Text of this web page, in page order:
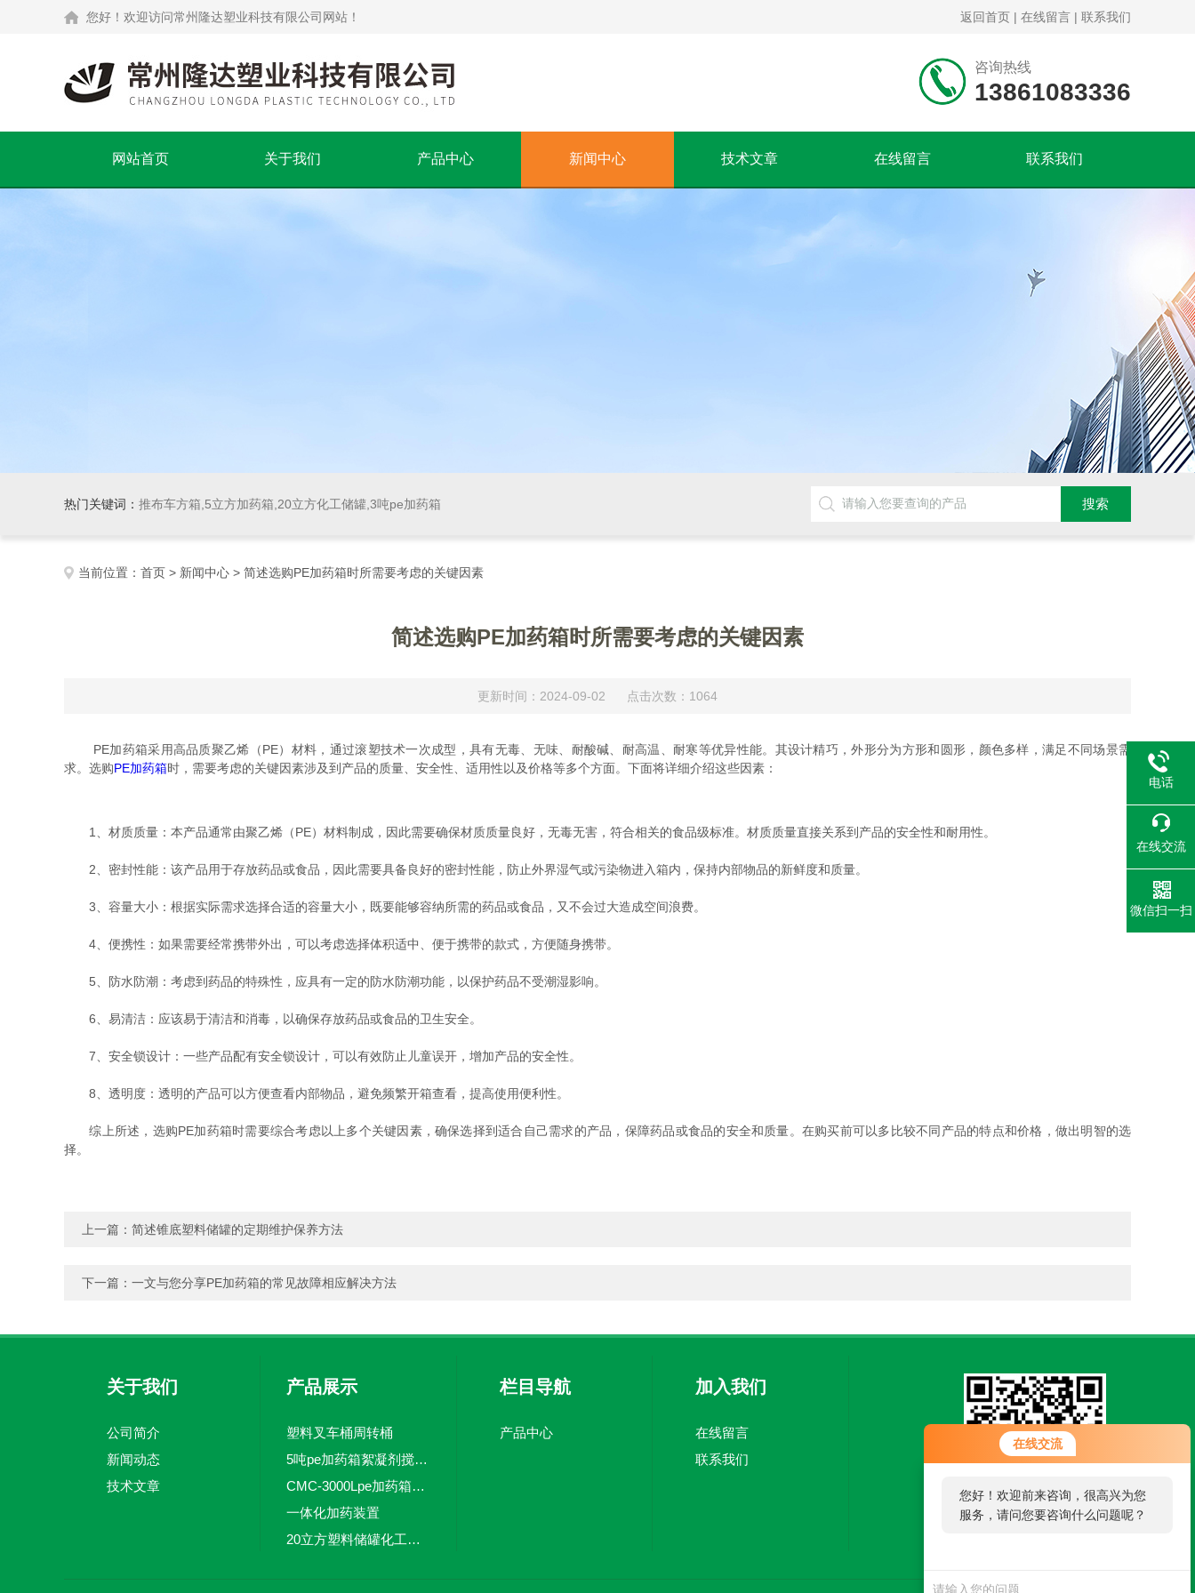
在线交流
您好！欢迎前来咨询，很高兴为您
服务，请问您要咨询什么问题呢？
了需求产品，您可以直接在线与我
您好！欢迎访问常州隆达塑业科技有限公司网站！ 返回首页 | 在线留言 | 联系我们
咨询热线
13861083336
网站首页 关于我们 产品中心 新闻中心 技术文章 在线留言 联系我们
热门关键词： 推布车方箱,5立方加药箱,20立方化工储罐,3吨pe加药箱
当前位置： 首页 > 新闻中心 > 简述选购PE加药箱时所需要考虑的关键因素
简述选购PE加药箱时所需要考虑的关键因素
更新时间：2024-09-02 点击次数：1064
PE加药箱采用高品质聚乙烯（PE）材料，通过滚塑技术一次成型，具有无毒、无味、耐酸碱、耐高温、耐寒等优异性能。其设计精巧，外形分为方形和圆形，颜色多样，满足不同场景需
求。选购PE加药箱时，需要考虑的关键因素涉及到产品的质量、安全性、适用性以及价格等多个方面。下面将详细介绍这些因素：
1、材质质量：本产品通常由聚乙烯（PE）材料制成，因此需要确保材质质量良好，无毒无害，符合相关的食品级标准。材质质量直接关系到产品的安全性和耐用性。
2、密封性能：该产品用于存放药品或食品，因此需要具备良好的密封性能，防止外界湿气或污染物进入箱内，保持内部物品的新鲜度和质量。
3、容量大小：根据实际需求选择合适的容量大小，既要能够容纳所需的药品或食品，又不会过大造成空间浪费。
4、便携性：如果需要经常携带外出，可以考虑选择体积适中、便于携带的款式，方便随身携带。
5、防水防潮：考虑到药品的特殊性，应具有一定的防水防潮功能，以保护药品不受潮湿影响。
6、易清洁：应该易于清洁和消毒，以确保存放药品或食品的卫生安全。
7、安全锁设计：一些产品配有安全锁设计，可以有效防止儿童误开，增加产品的安全性。
8、透明度：透明的产品可以方便查看内部物品，避免频繁开箱查看，提高使用便利性。
综上所述，选购PE加药箱时需要综合考虑以上多个关键因素，确保选择到适合自己需求的产品，保障药品或食品的安全和质量。在购买前可以多比较不同产品的特点和价格，做出明智的选
择。
上一篇： 简述锥底塑料储罐的定期维护保养方法
下一篇： 一文与您分享PE加药箱的常见故障相应解决方法
关于我们
公司简介
新闻动态
技术文章
产品展示
塑料叉车桶周转桶
5吨pe加药箱絮凝剂搅拌桶溶盐箱计量桶
CMC-3000Lpe加药箱计量泵加药罐
一体化加药装置
20立方塑料储罐化工储罐防腐储罐PE桶
栏目导航
产品中心
加入我们
在线留言
联系我们
电话
在线交流
微信扫一扫